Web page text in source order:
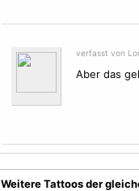
verfasst von
Aber das
Weitere Tattoos der